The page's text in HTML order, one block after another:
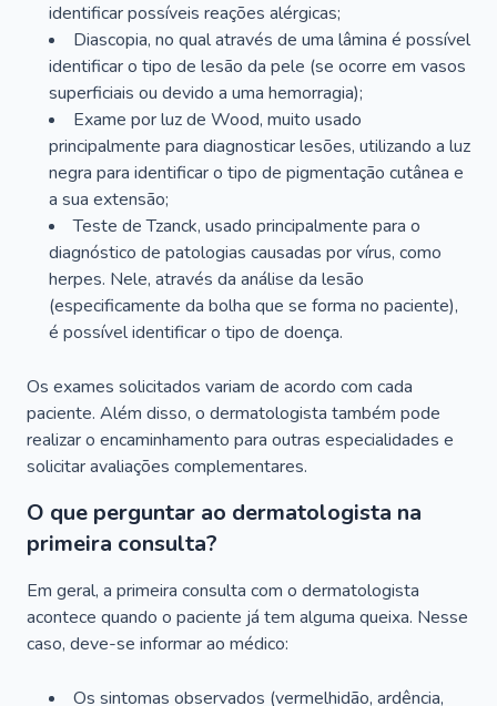
identificar possíveis reações alérgicas;
Diascopia, no qual através de uma lâmina é possível
identificar o tipo de lesão da pele (se ocorre em vasos
superficiais ou devido a uma hemorragia);
Exame por luz de Wood, muito usado
principalmente para diagnosticar lesões, utilizando a luz
negra para identificar o tipo de pigmentação cutânea e
a sua extensão;
Teste de Tzanck, usado principalmente para o
diagnóstico de patologias causadas por vírus, como
herpes. Nele, através da análise da lesão
(especificamente da bolha que se forma no paciente),
é possível identificar o tipo de doença.
Os exames solicitados variam de acordo com cada
paciente. Além disso, o dermatologista também pode
realizar o encaminhamento para outras especialidades e
solicitar avaliações complementares.
O que perguntar ao dermatologista na
primeira consulta?
Em geral, a primeira consulta com o dermatologista
acontece quando o paciente já tem alguma queixa. Nesse
caso, deve-se informar ao médico:
Os sintomas observados (vermelhidão, ardência,